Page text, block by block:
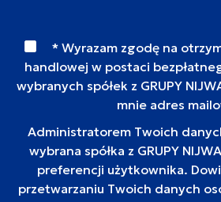
* Wyrazam zgodę na
handlowej w postaci
wybranych spółek z GRUPY
mnie adres
Administratorem Twoich
wybrana spółka z GRUPY
preferencji użytkownika.
przetwarzaniu Twoich danych